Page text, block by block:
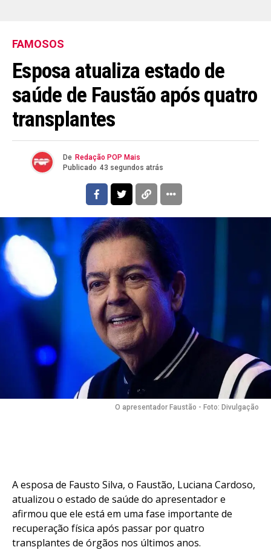
FAMOSOS
Esposa atualiza estado de
saúde de Faustão após quatro
transplantes
De Redação POP Mais
Publicado 43 segundos atrás
O apresentador Faustão - Foto: Divulgação
A esposa de Fausto Silva, o Faustão, Luciana Cardoso,
atualizou o estado de saúde do apresentador e
afirmou que ele está em uma fase importante de
recuperação física após passar por quatro
transplantes de órgãos nos últimos anos.
Reddit
Pinterest
Whatsapp
Email